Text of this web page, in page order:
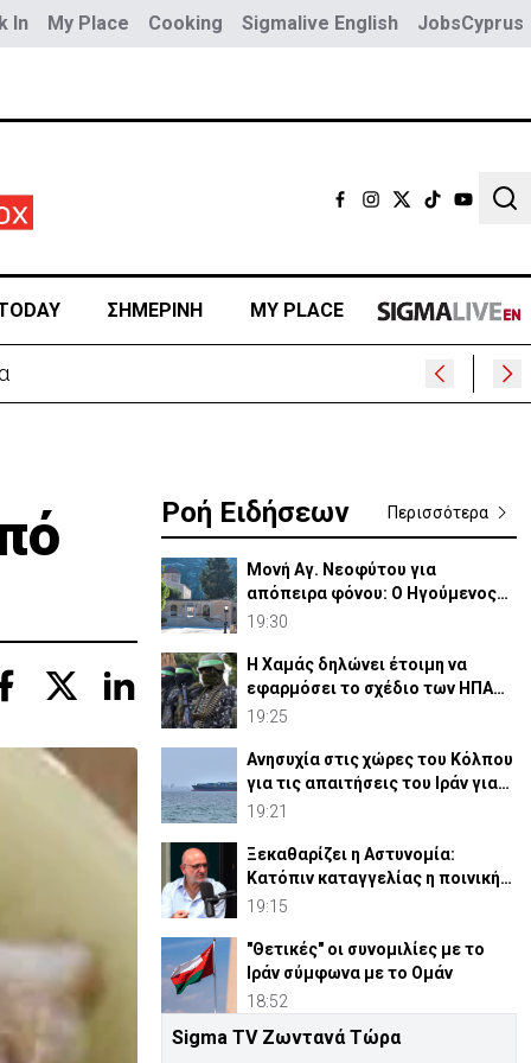
In My Place Cooking Sigmalive English JobsCyprus
ΣΗΜΕΡΙΝΗ MY PLACE
Ροή Ειδήσεων Περισσότερα
Μονή Αγ. Νεοφύτου για
απόπειρα φόνου: Ο Ηγούμενος
επέδειξε «ιδιαίτερη υπομονή»
19:30
Η Χαμάς δηλώνει έτοιμη να
εφαρμόσει το σχέδιο των ΗΠΑ
για τη Γάζα
19:25
Ανησυχία στις χώρες του Κόλπου
για τις απαιτήσεις του Ιράν για
τα Στενά Ορμούζ
19:21
Ξεκαθαρίζει η Αστυνομία:
Κατόπιν καταγγελίας η ποινική
έρευνα κατά Δρουσιώτη
19:15
"Θετικές" οι συνομιλίες με το
Ιράν σύμφωνα με το Ομάν
18:52
ΒΙΝΤΕΟ: Η στιγμή που 14χρονος
Sigma TV Ζωντανά Τώρα